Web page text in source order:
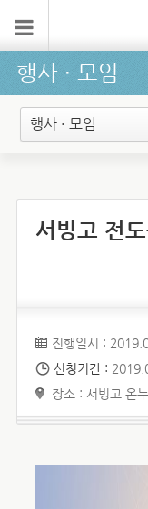
행사 ∙ 모임
행사 · 모임
서빙고 전
진행일시 :
신청기간 :
장소 : 서빙고 온